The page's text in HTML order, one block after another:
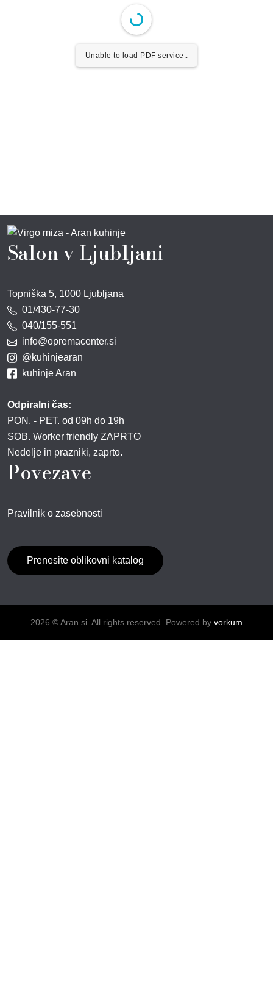
Unable to load PDF service..
Salon v Ljubljani
Topniška 5, 1000 Ljubljana
01/430-77-30
040/155-551
info@opremacenter.si
@kuhinjearan
kuhinje Aran
Odpiralni čas:
PON. - PET. od 09h do 19h
SOB. Worker friendly ZAPRTO
Nedelje in prazniki, zaprto.
Povezave
Pravilnik o zasebnosti
Prenesite oblikovni katalog
2026 © Aran.si. All rights reserved. Powered by vorkum